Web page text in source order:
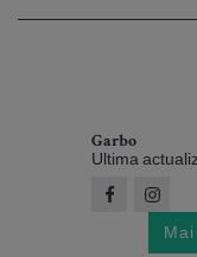
Garbo
Ultima